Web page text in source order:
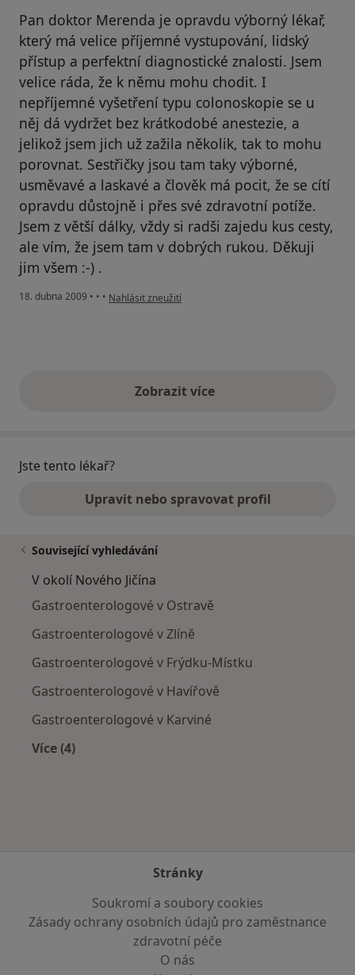
Pan doktor Merenda je opravdu výborný lékař,
který má velice příjemné vystupování, lidský
přístup a perfektní diagnostické znalosti. Jsem
velice ráda, že k němu mohu chodit. I
nepříjemné vyšetření typu colonoskopie se u
něj dá vydržet bez krátkodobé anestezie, a
jelikož jsem jich už zažila několik, tak to mohu
porovnat. Sestřičky jsou tam taky výborné,
usměvavé a laskavé a člověk má pocit, že se cítí
opravdu důstojně i přes své zdravotní potíže.
Jsem z větší dálky, vždy si radši zajedu kus cesty,
ale vím, že jsem tam v dobrých rukou. Děkuji
jim všem :-) .
18. dubna 2009 • • • podle názoru uživatele Silvik
Nahlásit zneužití
Zobrazit vícevýše uvedené názory
Jste tento lékař?
Upravit nebo spravovat profil
Související vyhledávání
V okolí Nového Jičína
Gastroenterologové v Ostravě
Gastroenterologové v Zlíně
Gastroenterologové v Frýdku-Místku
Gastroenterologové v Havířově
Gastroenterologové v Karviné
Více (4)
Stránky
Soukromí a soubory cookies
Zásady ochrany osobních údajů pro zaměstnance
zdravotní péče
O nás